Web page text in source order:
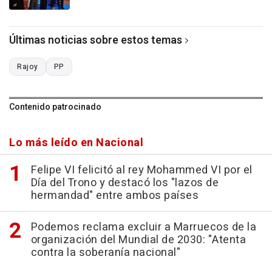
Últimas noticias sobre estos temas
Rajoy PP
Contenido patrocinado
Lo más leído en Nacional
Felipe VI felicitó al rey Mohammed VI por el
Día del Trono y destacó los "lazos de
hermandad" entre ambos países
Podemos reclama excluir a Marruecos de la
organización del Mundial de 2030: "Atenta
contra la soberanía nacional"